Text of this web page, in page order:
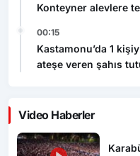
Konteyner alevlere
00:15
Kastamonu’da 1
ateşe veren şahıs
Video Haberler